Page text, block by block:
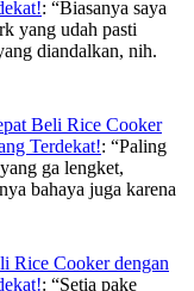
: “Biasanya saya
yang udah pasti
diandalkan, nih.
Beli Rice Cooker
Terdekat!: “Paling
ga lengket,
bahaya juga karena
Rice Cooker dengan
: “Setia pake